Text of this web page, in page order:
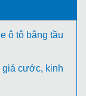
ô tô bằng tầu
giá cước, kinh